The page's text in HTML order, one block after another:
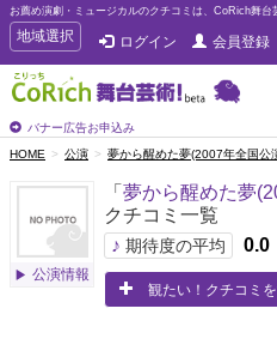
お薦め演劇・ミュージカルのクチコミは、CoRich舞台
T
o
g
g
e
n
a
t
地域選択 ログイン 会員登録
バナー広告お申込み
HOME 公演 夢から醒めた夢(2007年全国公
公演情報
「 夢から醒めた夢
クチコミ一覧
♪ 期待度の平均 0.0
観たい！クチコミ